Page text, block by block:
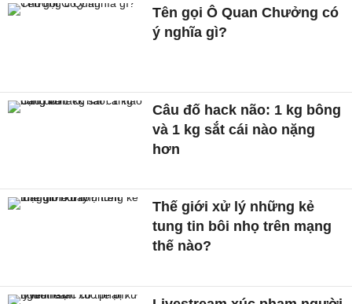
Tên gọi Ô Quan Chưởng có
ý nghĩa gì?
Câu đố hack não: 1 kg bông
và 1 kg sắt cái nào nặng
hơn
Thế giới xử lý những kẻ
tung tin bôi nhọ trên mạng
thế nào?